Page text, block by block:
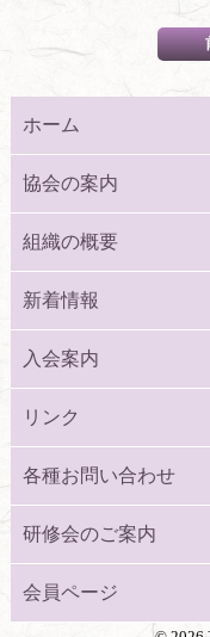
ホーム
協会の案内
組織の概要
新着情報
入会案内
リンク
各種お問い合わせ
研修会のご案内
会員ページ